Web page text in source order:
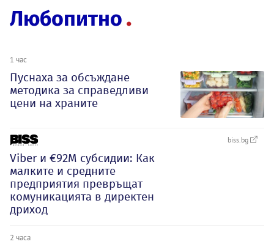
Любопитно
1 час
Пуснаха за обсъждане
методика за справедливи
цени на храните
biss.bg
Viber и €92М субсидии: Как
малките и средните
предприятия превръщат
комуникацията в директен
дриход
2 часа